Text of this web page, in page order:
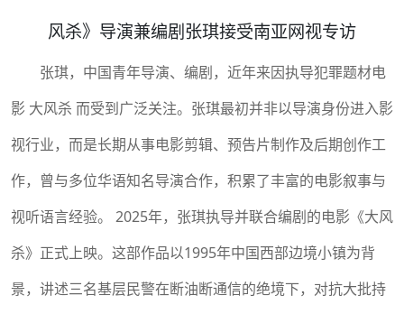
风杀》导演兼编剧张琪接受南亚网视专访
张琪，中国青年导演、编剧，近年来因执导犯罪题材电
影 大风杀 而受到广泛关注。张琪最初并非以导演身份进入影
视行业，而是长期从事电影剪辑、预告片制作及后期创作工
作，曾与多位华语知名导演合作，积累了丰富的电影叙事与
视听语言经验。 2025年，张琪执导并联合编剧的电影《大风
杀》正式上映。这部作品以1995年中国西部边境小镇为背
景，讲述三名基层民警在断油断通信的绝境下，对抗大批持